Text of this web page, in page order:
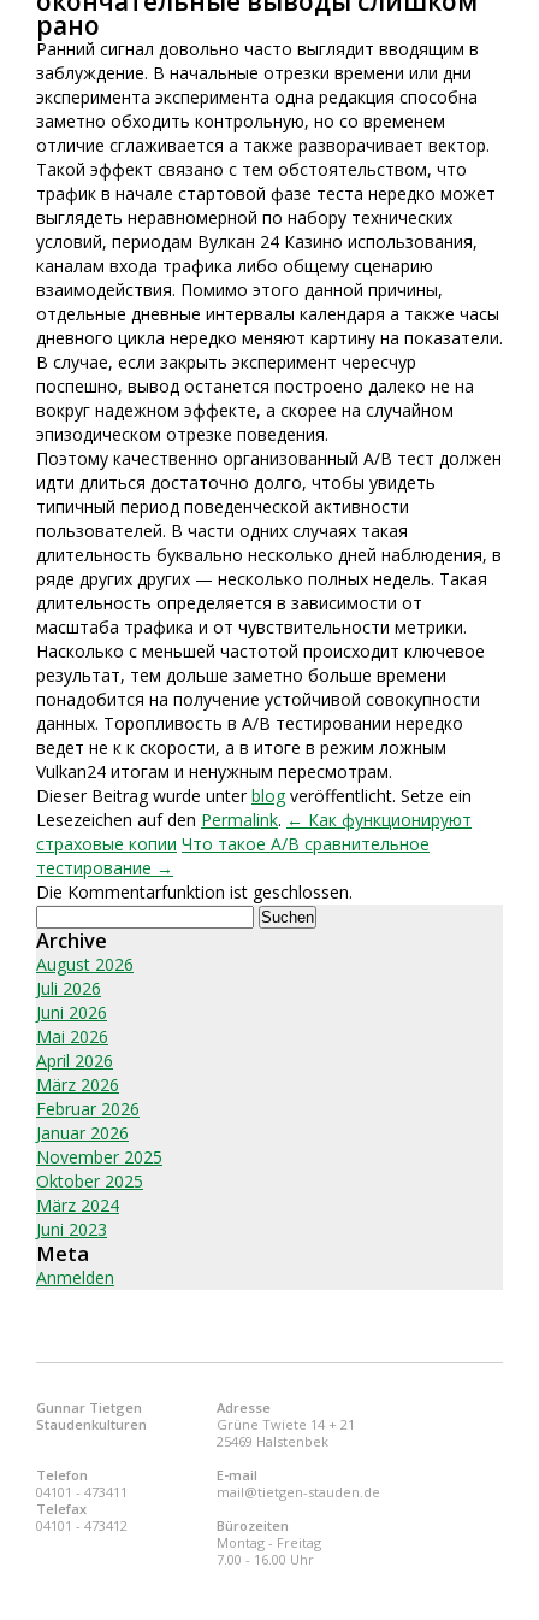
рано
Ранний сигнал довольно часто выглядит вводящим в
заблуждение. В начальные отрезки времени или дни
эксперимента эксперимента одна редакция способна
заметно обходить контрольную, но со временем
отличие сглаживается а также разворачивает вектор.
Такой эффект связано с тем обстоятельством, что
трафик в начале стартовой фазе теста нередко может
выглядеть неравномерной по набору технических
условий, периодам Вулкан 24 Казино использования,
каналам входа трафика либо общему сценарию
взаимодействия. Помимо этого данной причины,
отдельные дневные интервалы календаря а также часы
дневного цикла нередко меняют картину на показатели.
В случае, если закрыть эксперимент чересчур
поспешно, вывод останется построено далеко не на
вокруг надежном эффекте, а скорее на случайном
эпизодическом отрезке поведения.
Поэтому качественно организованный A/B тест должен
идти длиться достаточно долго, чтобы увидеть
типичный период поведенческой активности
пользователей. В части одних случаях такая
длительность буквально несколько дней наблюдения, в
ряде других других — несколько полных недель. Такая
длительность определяется в зависимости от
масштаба трафика и от чувствительности метрики.
Насколько с меньшей частотой происходит ключевое
результат, тем дольше заметно больше времени
понадобится на получение устойчивой совокупности
данных. Торопливость в A/B тестировании нередко
ведет не к к скорости, а в итоге в режим ложным
Vulkan24 итогам и ненужным пересмотрам.
Dieser Beitrag wurde unterblogveröffentlicht. Setze ein
Lesezeichen auf den Permalink. ← Как функционируют
страховые копии Что такое A/B сравнительное
тестирование →
Die Kommentarfunktion ist geschlossen.
Suchen
nach:
Archive
August 2026
Juli 2026
Juni 2026
Mai 2026
April 2026
März 2026
Februar 2026
Januar 2026
November 2025
Oktober 2025
März 2024
Juni 2023
Meta
Anmelden
Gunnar Tietgen
Staudenkulturen
Adresse
Grüne Twiete 14 + 21
25469 Halstenbek
Telefon
04101 - 473411
Telefax
04101 - 473412
E-mail
mail@tietgen-stauden.de
Bürozeiten
Montag - Freitag
7.00 - 16.00 Uhr